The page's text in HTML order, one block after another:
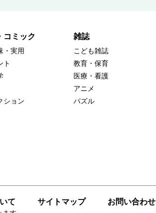
コミック
・実用
ト
ション
雑誌
こども雑誌
教育・保育
医療・看護
アニメ
パズル
て サイトマップ お問い合わせ